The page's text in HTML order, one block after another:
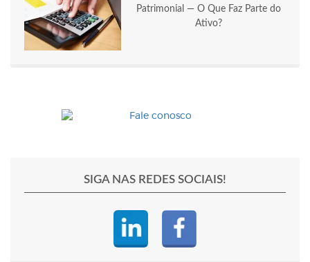
Patrimonial — O Que Faz Parte do
Ativo?
SIGA NAS REDES SOCIAIS!